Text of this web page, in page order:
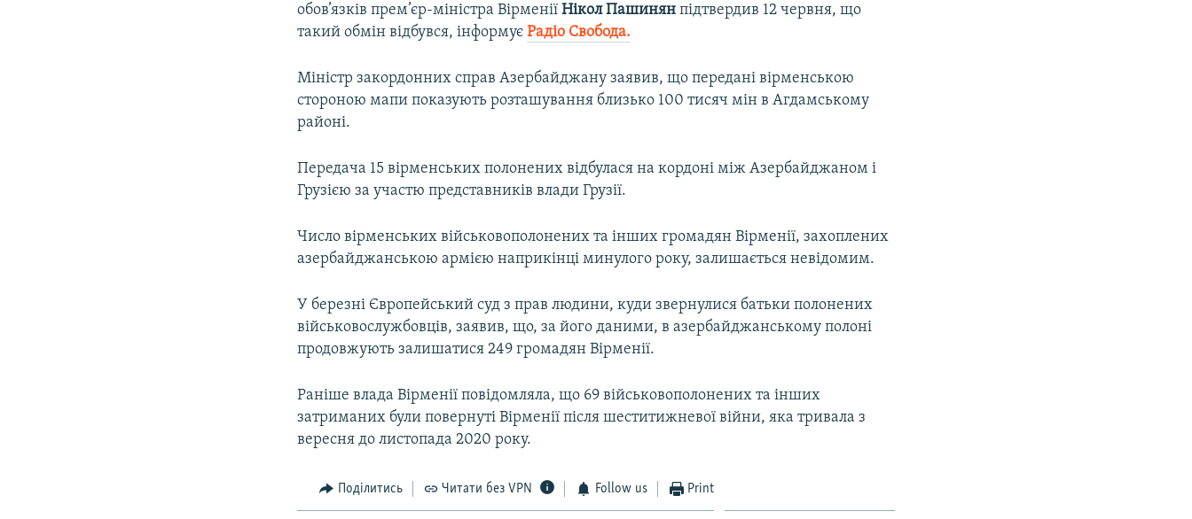
обов’язків прем’єр-міністра ВірменіїНікол Пашинян підтвердив 12 червня, що
такий обмін відбувся, інформуєРадіо Свобода.
Міністр закордонних справ Азербайджану заявив, що передані вірменською
стороною мапи показують розташування близько 100 тисяч мін в Агдамському
районі.
Передача 15 вірменських полонених відбулася на кордоні між Азербайджаном і
Грузією за участю представників влади Грузії.
Число вірменських військовополонених та інших громадян Вірменії, захоплених
азербайджанською армією наприкінці минулого року, залишається невідомим.
У березні Європейський суд з прав людини, куди звернулися батьки полонених
військовослужбовців, заявив, що, за його даними, в азербайджанському полоні
продовжують залишатися 249 громадян Вірменії.
Раніше влада Вірменії повідомляла, що 69 військовополонених та інших
затриманих були повернуті Вірменії після шеститижневої війни, яка тривала з
вересня до листопада 2020 року.
Поділитись Читати без VPN Follow us Print